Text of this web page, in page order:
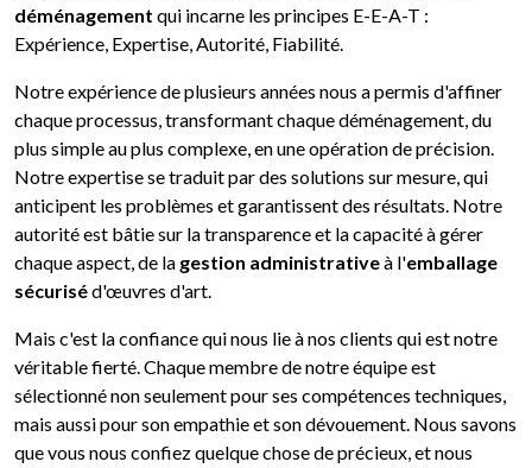
déménagement qui incarne les principes E-E-A-T :
Expérience, Expertise, Autorité, Fiabilité.
Notre expérience de plusieurs années nous a permis d'affiner
chaque processus, transformant chaque déménagement, du
plus simple au plus complexe, en une opération de précision.
Notre expertise se traduit par des solutions sur mesure, qui
anticipent les problèmes et garantissent des résultats. Notre
autorité est bâtie sur la transparence et la capacité à gérer
chaque aspect, de la gestion administrativeà l'emballage
sécuriséd'œuvres d'art.
Mais c'est la confiance qui nous lie à nos clients qui est notre
véritable fierté. Chaque membre de notre équipe est
sélectionné non seulement pour ses compétences techniques,
mais aussi pour son empathie et son dévouement. Nous savons
que vous nous confiez quelque chose de précieux, et nous